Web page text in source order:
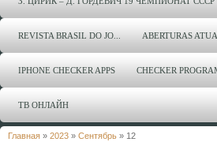
REVISTA BRASIL DO JO... ABERTURAS
IPHONE CHECKER APPS CHECKER
ТВ ОНЛАЙН
Главная » 2023 » Сентябрь » 12